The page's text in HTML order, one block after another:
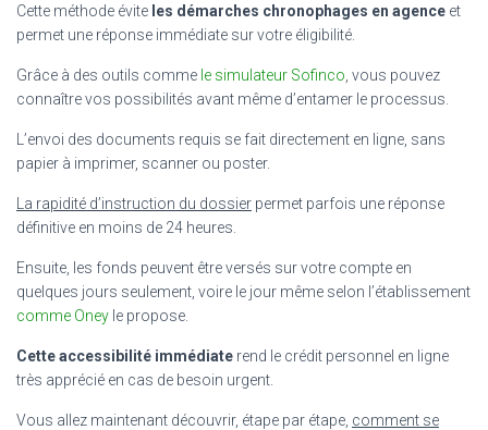
Cette méthode évite les démarches chronophages en agence et
permet une réponse immédiate sur votre éligibilité.
Grâce à des outils comme le simulateur Sofinco , vous pouvez
connaître vos possibilités avant même d’entamer le processus.
L’envoi des documents requis se fait directement en ligne, sans
papier à imprimer, scanner ou poster.
La rapidité d’instruction du dossier permet parfois une réponse
définitive en moins de 24 heures.
Ensuite, les fonds peuvent être versés sur votre compte en
quelques jours seulement, voire le jour même selon l’établissement
comme Oney le propose.
Cette accessibilité immédiate rend le crédit personnel en ligne
très apprécié en cas de besoin urgent.
Vous allez maintenant découvrir, étape par étape, comment se